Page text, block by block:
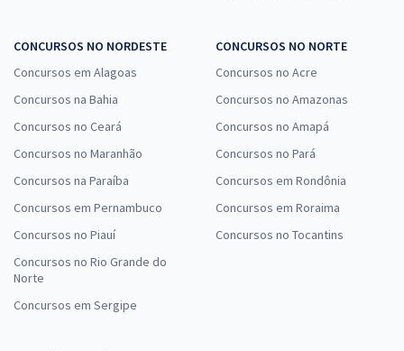
CONCURSOS NO NORDESTE
Concursos em Alagoas
Concursos na Bahia
Concursos no Ceará
Concursos no Maranhão
Concursos na Paraíba
Concursos em Pernambuco
Concursos no Piauí
Concursos no Rio Grande do
Norte
Concursos em Sergipe
CONCURSOS NO NORTE
Concursos no Acre
Concursos no Amazonas
Concursos no Amapá
Concursos no Pará
Concursos em Rondônia
Concursos em Roraima
Concursos no Tocantins